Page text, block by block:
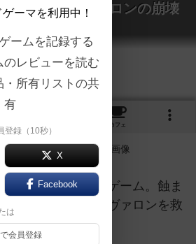
レイル：アヴァロンの崩壊
Grail: The Fall of Avalon
カフェ
なアドベンチャーゲーム。蝕ま
滅びの運命からアヴァロンを救
せ。
ーマを利用中！
ームを記録する
レビューを読む
・所有リストの共
有
登録（10秒）
X
Facebook
は
会員登録